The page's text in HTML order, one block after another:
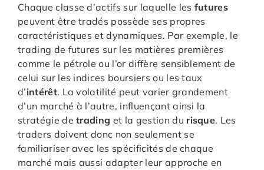
Chaque classe d’actifs sur laquelle les futures
peuvent être tradés possède ses propres
caractéristiques et dynamiques. Par exemple, le
trading de futures sur les matières premières
comme le pétrole ou l’or diffère sensiblement de
celui sur les indices boursiers ou les taux
d’intérêt. La volatilité peut varier grandement
d’un marché à l’autre, influençant ainsi la
stratégie detrading et la gestion du risque. Les
traders doivent donc non seulement se
familiariser avec les spécificités de chaque
marché mais aussi adapter leur approche en